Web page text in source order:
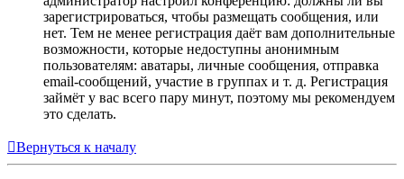
зарегистрироваться, чтобы размещать сообщения, или
нет. Тем не менее регистрация даёт вам дополнительные
возможности, которые недоступны анонимным
пользователям: аватары, личные сообщения, отправка
email-сообщений, участие в группах и т. д. Регистрация
займёт у вас всего пару минут, поэтому мы рекомендуем
это сделать.
Вернуться к началу